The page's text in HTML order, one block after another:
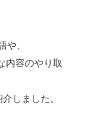
や、
内容のやり取
しました。